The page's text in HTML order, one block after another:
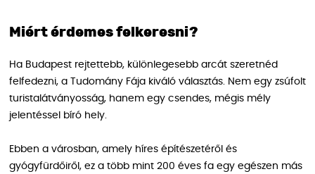
Miért érdemes felkeresni?
Ha Budapest rejtettebb, különlegesebb arcát szeretnéd
felfedezni, a Tudomány Fája kiváló választás. Nem egy zsúfolt
turistalátványosság, hanem egy csendes, mégis mély
jelentéssel bíró hely.
Ebben a városban, amely híres építészetéről és
gyógyfürdőiről, ez a több mint 200 éves fa egy egészen más